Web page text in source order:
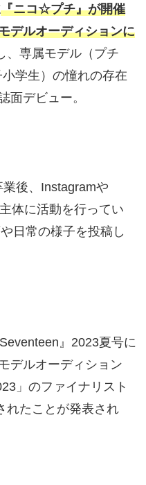
『ニコ☆プチ』が開催
デルオーディションに
、専属モデル（プチ
学生）の憧れの存在
面デビュー。
後、Instagramや
体に活動を行ってい
日常の様子を投稿し
』2023夏号に
デルオーディション
」のファイナリスト
れたことが発表され